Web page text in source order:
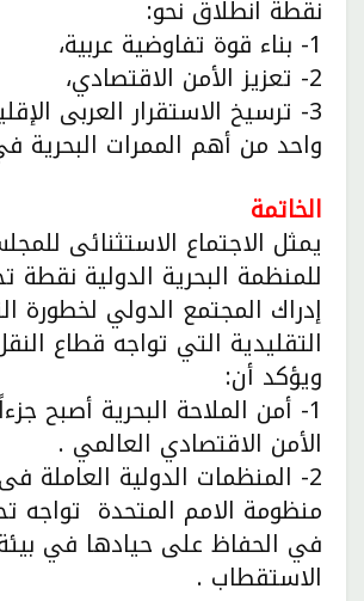
نقطة انطلاق نحو:
1- بناء قوة تفاوضية عربية،
2- تعزيز الأمن الاقتصادي،
3- ترسيخ الاستقرار العربى
واحد من أهم الممرات البحرية
الخاتمة
يمثل الاجتماع الاستثنائى
للمنظمة البحرية الدولية
إدراك المجتمع الدولي لخطورة
التقليدية التي تواجه قطاع
ويؤكد أن:
1- أمن الملاحة البحرية أصبح
الأمن الاقتصادي العالمي .
2- المنظمات الدولية العاملة
منظومة الامم المتحدة تواجه
في الحفاظ على حيادها في
الاستقطاب .